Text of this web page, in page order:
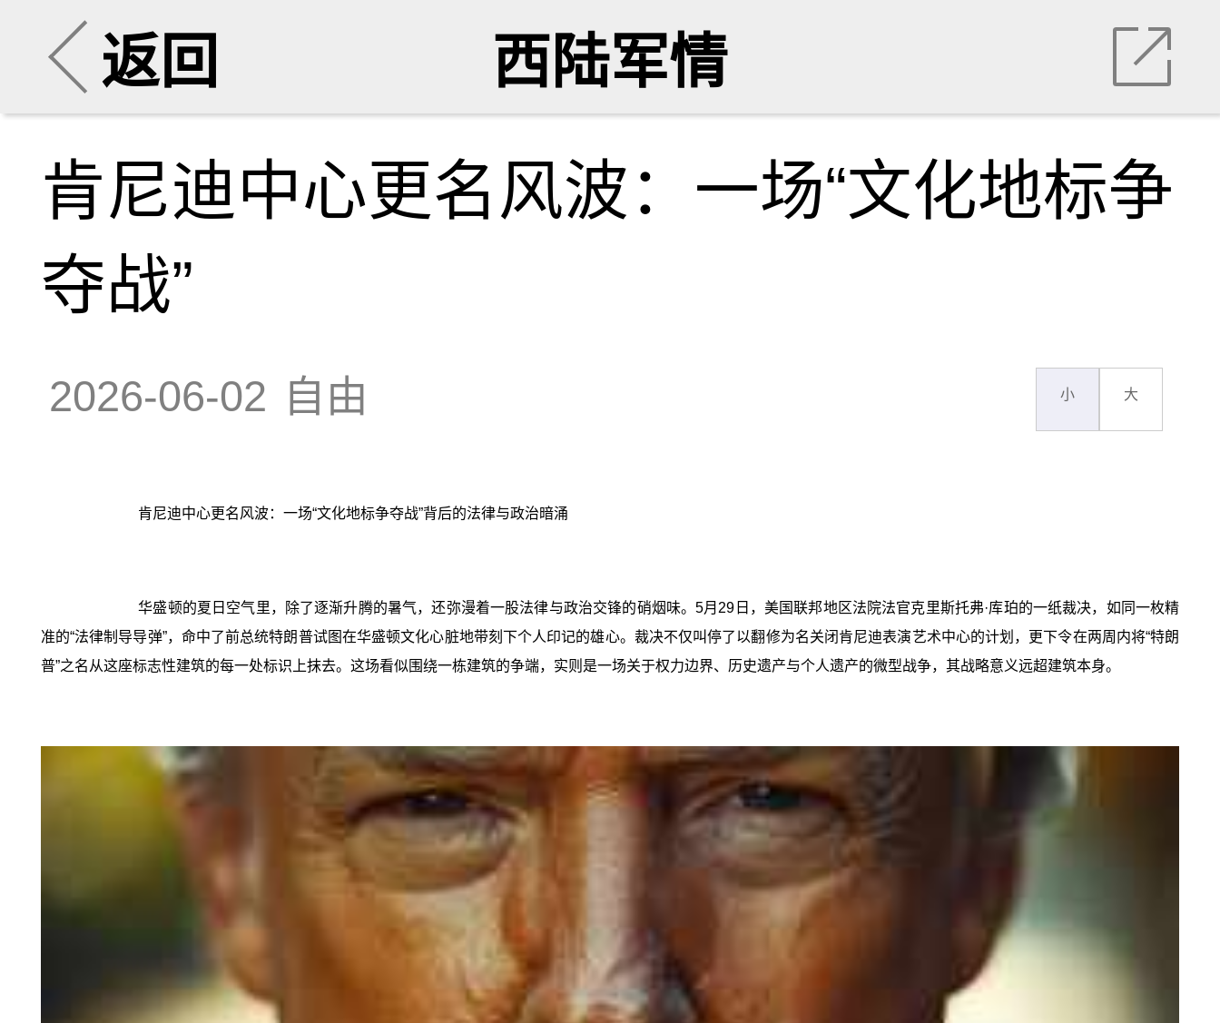
返回 西陆军情
肯尼迪中心更名风波：一场“文化地标争
夺战”
2026-06-02 自由 小 大
肯尼迪中心更名风波：一场“文化地标争夺战”背后的法律与政治暗涌
华盛顿的夏日空气里，除了逐渐升腾的暑气，还弥漫着一股法律与政治交锋的硝烟味。5月29日，美国联邦地区法院法官克里斯托弗·库珀的一纸裁决，如同一枚精
准的“法律制导导弹”，命中了前总统特朗普试图在华盛顿文化心脏地带刻下个人印记的雄心。裁决不仅叫停了以翻修为名关闭肯尼迪表演艺术中心的计划，更下令在两周内将“特朗
普”之名从这座标志性建筑的每一处标识上抹去。这场看似围绕一栋建筑的争端，实则是一场关于权力边界、历史遗产与个人遗产的微型战争，其战略意义远超建筑本身。